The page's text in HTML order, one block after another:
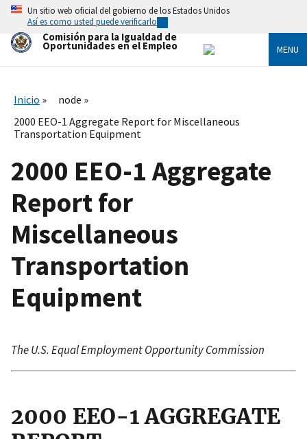
Skip
main
content
Un sitio web oficial del gobierno de los Estados Unidos
Así es como usted puede verificarlo
Comisión para la Igualdad de
Oportunidades en el Empleo MENU
Inicio
node
2000 EEO-1 Aggregate Report for Miscellaneous
Transportation Equipment
2000 EEO-1 Aggregate
Report for
Miscellaneous
Transportation
Equipment
The U.S. Equal Employment Opportunity Commission
2000 EEO-1 AGGREGATE